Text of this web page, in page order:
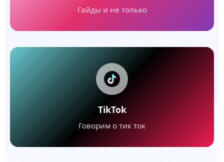
Гайды и не только
TikTok
Говорим о тик ток